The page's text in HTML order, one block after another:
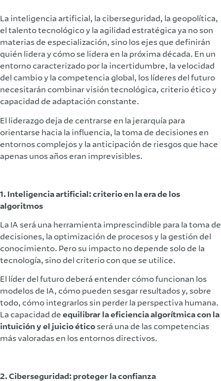
La inteligencia artificial, la ciberseguridad, la geopolítica,
el talento tecnológico y la agilidad estratégica ya no son
materias de especialización, sino los ejes que definirán
quién lidera y cómo se lidera en la próxima década. En un
entorno caracterizado por la incertidumbre, la velocidad
del cambio y la competencia global, los líderes del futuro
necesitarán combinar visión tecnológica, criterio ético y
capacidad de adaptación constante.
El liderazgo deja de centrarse en la jerarquía para
orientarse hacia la influencia, la toma de decisiones en
entornos complejos y la anticipación de riesgos que hace
apenas unos años eran imprevisibles.
1. Inteligencia artificial: criterio en la era de los
algoritmos
La IA será una herramienta imprescindible para la toma de
decisiones, la optimización de procesos y la gestión del
conocimiento. Pero su impacto no depende solo de la
tecnología, sino del criterio con que se utilice.
El líder del futuro deberá entender cómo funcionan los
modelos de IA, cómo pueden sesgar resultados y, sobre
todo, cómo integrarlos sin perder la perspectiva humana.
La capacidad deequilibrar la eficiencia algorítmica con la
intuición y el juicio éticoserá una de las competencias
más valoradas en los entornos directivos.
2. Ciberseguridad: proteger la confianza